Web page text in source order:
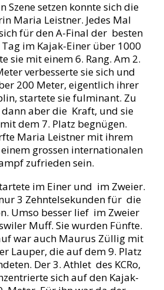
Szene setzen konnte sich die
Maria Leistner. Jedes Mal
für den A-Final der besten
im Kajak-Einer über 1000
sie mit einem 6. Rang. Am 2.
verbesserte sie sich und
200 Meter, eigentlich ihrer
startete sie fulminant. Zu
aber die Kraft, und sie
dem 7. Platz begnügen.
Maria Leistner mit ihrem
grossen internationalen
zufrieden sein.
im Einer und im Zweier.
3 Zehntelsekunden für die
Umso besser lief im Zweier
Muff. Sie wurden Fünfte.
war auch Maurus Züllig mit
Lauper, die auf dem 9. Platz
Der 3. Athlet des KCRo,
sich auf den Kajak-